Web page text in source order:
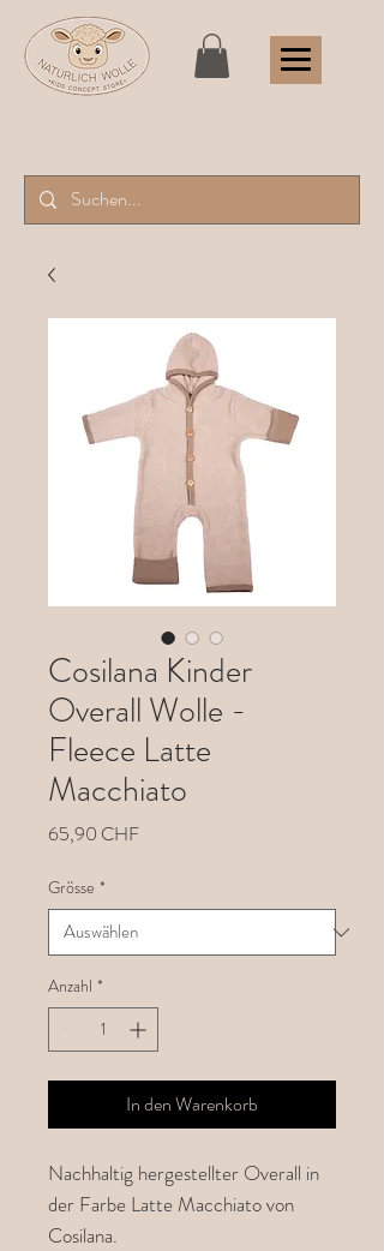
Cosilana Kinder
Overall Wolle -
Fleece Latte
Macchiato
65,90 CHFPreis
Grösse *
Anzahl *
In den Warenkorb
Nachhaltig hergestellter Overall in
der Farbe Latte Macchiato von
Cosilana.